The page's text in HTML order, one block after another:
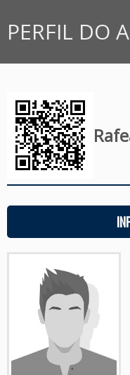
PERFIL DO